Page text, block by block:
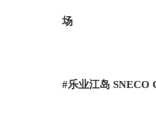
场
#乐业江岛 SNECO